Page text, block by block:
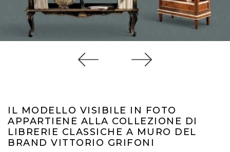
IL MODELLO VISIBILE IN FOTO
APPARTIENE ALLA COLLEZIONE DI
LIBRERIE CLASSICHE A MURO DEL
BRAND VITTORIO GRIFONI